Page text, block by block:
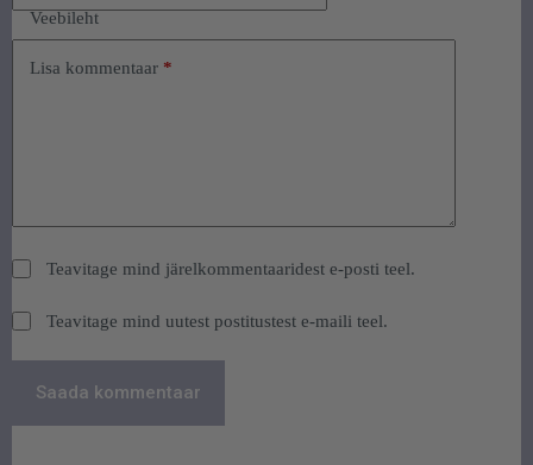
Veebileht
Lisa kommentaar *
Teavitage mind järelkommentaaridest e-posti teel.
Teavitage mind uutest postitustest e-maili teel.
Saada kommentaar